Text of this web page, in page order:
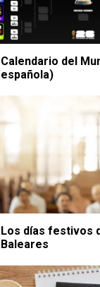
Calendario del
española)
Los días festivos
Baleares